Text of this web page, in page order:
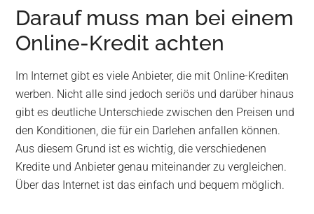
Darauf muss man bei einem
Online-Kredit achten
Im Internet gibt es viele Anbieter, die mit Online-Krediten
werben. Nicht alle sind jedoch seriös und darüber hinaus
gibt es deutliche Unterschiede zwischen den Preisen und
den Konditionen, die für ein Darlehen anfallen können.
Aus diesem Grund ist es wichtig, die verschiedenen
Kredite und Anbieter genau miteinander zu vergleichen.
Über das Internet ist das einfach und bequem möglich.